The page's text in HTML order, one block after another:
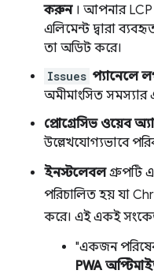
করুন। আপনার LCP
এলিমেন্ট দ্বারা
তা অডিট করে।
Issues প্যানেলে
অমীমাংসিত সমস্যার
প্রোগ্রেসিভ ওয়েব
উল্লেখযোগ্যভাবে
ইনস্টলেবলগ্রুপটি
পরিচালিত হয় যা
করে। এই একই
"একজন
PWA